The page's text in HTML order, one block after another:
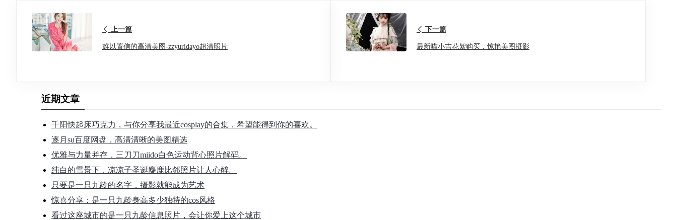
上一篇
难以置信的高清美图-zzyuridayo超清照片
下一篇
最新喵小吉花絮购买，惊艳美图摄影
近期文章
千阳快起床巧克力，与你分享我最近cosplay的合集，希望能得到你的喜欢。
逐月su百度网盘，高清清晰的美图精选
优雅与力量并存，三刀刀miido白色运动背心照片解码。
纯白的雪景下，凉凉子圣诞麋鹿比邻照片让人心醉。
只要是一只九龄的名字，摄影就能成为艺术
惊喜分享：是一只九龄身高多少独特的cos风格
看过这座城市的是一只九龄信息照片，会让你爱上这个城市